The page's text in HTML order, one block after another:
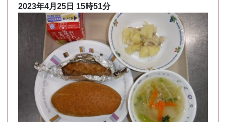
2023年4月25日 15時51分